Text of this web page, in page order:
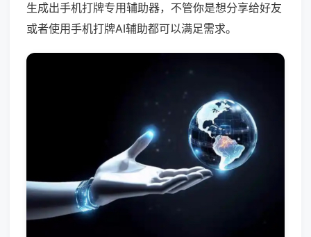
生成出手机打牌专用辅助器，不管你是想分享给好友
或者使用手机打牌AI辅助都可以满足需求。